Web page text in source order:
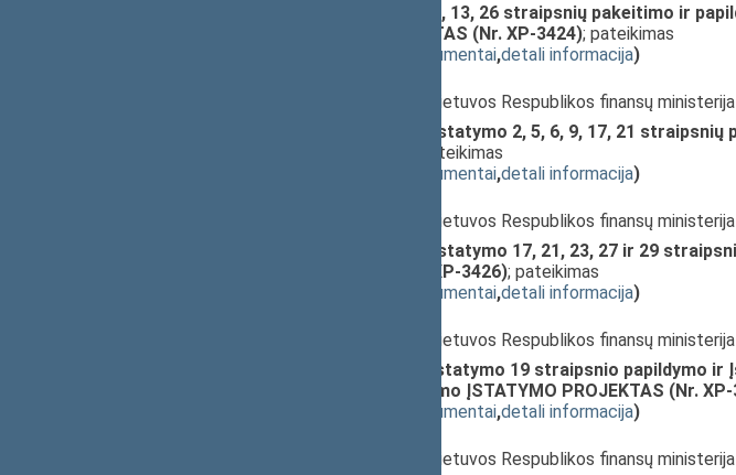
Pelno mokesčio įstatymo 2, 5, 13, 26 straipsnių pakeitimo ir
skyriumi ĮSTATYMO PROJEKTAS (Nr. XP-3424); pateikimas
susiję dokumentai,detali informacija)
, Ministras, Lietuvos Respublikos finansų ministerija
Gyventojų pajamų mokesčio įstatymo 2, 5, 6, 9, 17, 21
; pateikimas
susiję dokumentai,detali informacija)
, Ministras, Lietuvos Respublikos finansų ministerija
Gyventojų pajamų mokesčio įstatymo 17, 21, 23, 27 ir 29
ĮSTATYMO PROJEKTAS (Nr. XP-3426); pateikimas
susiję dokumentai,detali informacija)
, Ministras, Lietuvos Respublikos finansų ministerija
Pridėtinės vertės mokesčio įstatymo 19 straipsnio papildymo ir
įstatymo 3 straipsnio pakeitimo ĮSTATYMO PROJEKTAS (Nr.
susiję dokumentai,detali informacija)
, Ministras, Lietuvos Respublikos finansų ministerija